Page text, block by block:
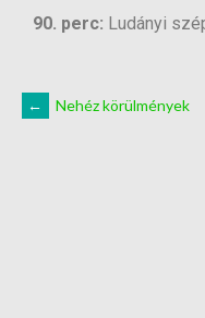
90. perc: Ludányi
← Nehéz körülmények